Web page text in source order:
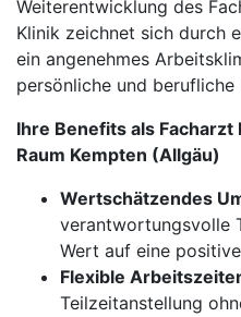
Weiterentwicklung des
Klinik zeichnet sich durch
ein angenehmes
persönliche und
Ihre Benefits als
Raum Kempten (Allgäu)
Wertschätzendes
verantwortungsvolle
Wert auf eine
Flexible
Teilzeitanstellung